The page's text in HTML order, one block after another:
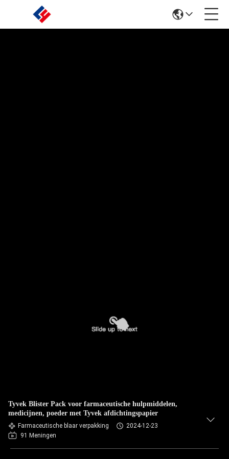
Tyvek Blister Pack voor farmaceutische hulpmiddelen,
medicijnen, poeder met Tyvek afdichtingspapier
Farmaceutische blaar verpakking
2024-12-23
91 Meningen